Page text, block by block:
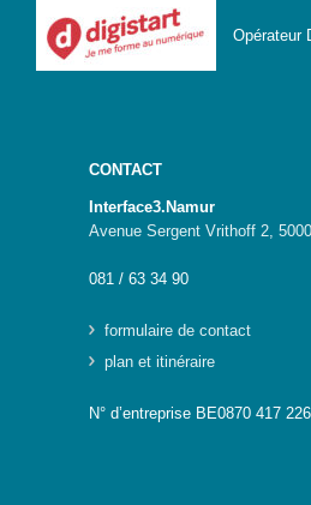
Opérateur
CONTACT
Interface3.Namur
Avenue Sergent Vrithoff 2,
081 / 63 34 90
formulaire de contact
plan et itinéraire
N° d’entreprise BE0870 417 226